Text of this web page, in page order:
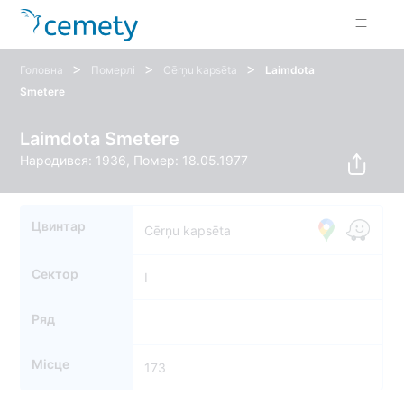
Головна > Померлі > Cērņu kapsēta >
Laimdota
Smetere
Laimdota Smetere
Народився: 1936, Помер: 18.05.1977
Цвинтар Cērņu kapsēta
Сектор I
Ряд
Місце 173